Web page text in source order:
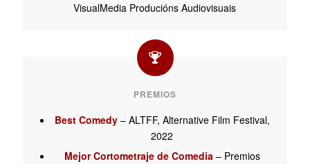
VisualMedia Producións Audiovisuais
PREMIOS
Best Comedy – ALTFF, Alternative Film Festival,
2022
Mejor Cortometraje de Comedia– Premios